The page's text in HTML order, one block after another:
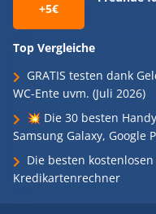
+5€
Top Vergleiche
GRATIS testen dank
WC-Ente uvm. (Juli 2026)
💥 Die 30 besten
Samsung Galaxy, Google
Die besten
Kredikartenrechner